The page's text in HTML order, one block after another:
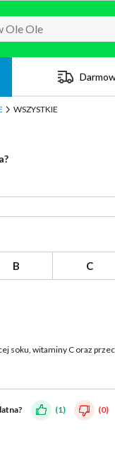
WSZYSTKIE
B C
soku, witaminy C oraz
(1) (0)